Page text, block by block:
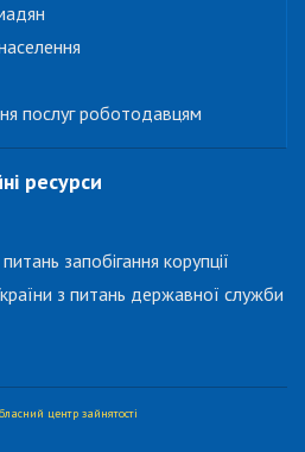
послуг роботодавцям
ресурси
запобігання корупції
з питань державної служби
центр зайнятості